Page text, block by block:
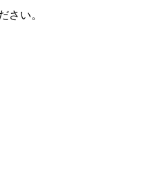
さい。